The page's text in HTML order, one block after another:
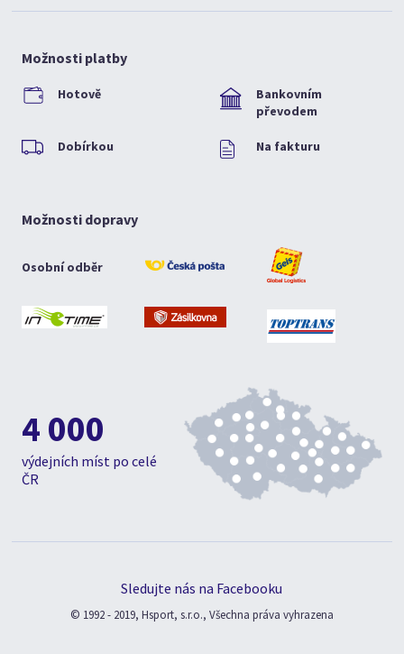
Možnosti platby
Hotově
Bankovním
převodem
Dobírkou Na fakturu
Možnosti dopravy
Osobní odběr
4 000
výdejních míst po celé
ČR
Sledujte nás na Facebooku
© 1992 - 2019, Hsport, s.r.o., Všechna práva vyhrazena